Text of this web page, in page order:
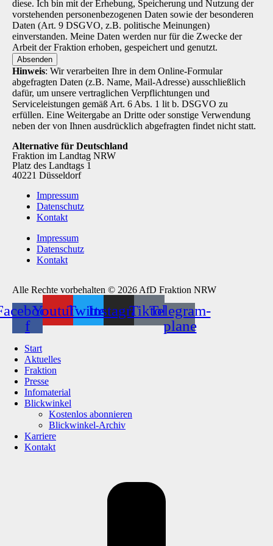
diese. Ich bin mit der Erhebung, Speicherung und Nutzung der
vorstehenden personenbezogenen Daten sowie der besonderen
Daten (Art. 9 DSGVO, z.B. politische Meinungen)
einverstanden. Meine Daten werden nur für die Zwecke der
Arbeit der Fraktion erhoben, gespeichert und genutzt.
Absenden
Hinweis: Wir verarbeiten Ihre in dem Online-Formular
abgefragten Daten (z.B. Name, Mail-Adresse) ausschließlich
dafür, um unsere vertraglichen Verpflichtungen und
Serviceleistungen gemäß Art. 6 Abs. 1 lit b. DSGVO zu
erfüllen. Eine Weitergabe an Dritte oder sonstige Verwendung
neben der von Ihnen ausdrücklich abgefragten findet nicht statt.
Alternative für Deutschland
Fraktion im Landtag NRW
Platz des Landtags 1
40221 Düsseldorf
Impressum
Datenschutz
Kontakt
Impressum
Datenschutz
Kontakt
Alle Rechte vorbehalten © 2026 AfD Fraktion NRW
f
YoutubeTwitterInstagramTiktokTelegram-
plane
Start
Aktuelles
Fraktion
Presse
Infomaterial
Blickwinkel
Kostenlos abonnieren
Blickwinkel-Archiv
Karriere
Kontakt